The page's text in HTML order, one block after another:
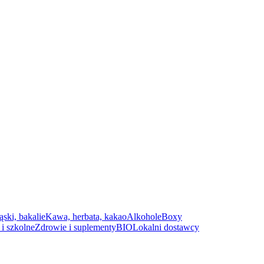
bakalieKawa, herbata, kakaoAlkoholeBoxy
szkolneZdrowie i suplementyBIOLokalni dostawcy